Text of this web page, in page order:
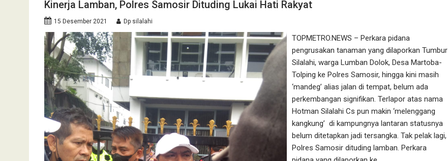
Kinerja Lamban, Polres Samosir Dituding Lukai Hati Rakyat
15 Desember 2021 Dp silalahi
TOPMETRO.NEWS – Perkara pidana
pengrusakan tanaman yang dilaporkan Tumbur
Silalahi, warga Lumban Dolok, Desa Martoba-
Tolping ke Polres Samosir, hingga kini masih
‘mandeg’ alias jalan di tempat, belum ada
perkembangan signifikan. Terlapor atas nama
Hotman Silalahi Cs pun makin ‘melenggang
kangkung’ di kampungnya lantaran statusnya
belum ditetapkan jadi tersangka. Tak pelak lagi,
Polres Samosir dituding lamban. Perkara